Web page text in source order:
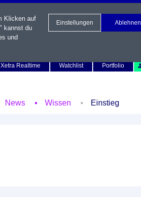
Xetra Realtime
Watchlist Portfolio
News Wissen Einstieg
Klicken auf
kannst du
und
Einstellungen Ablehnen